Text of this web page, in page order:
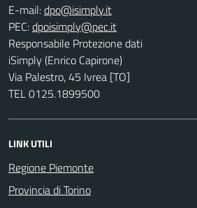
E-mail:
PEC:
Responsabile Protezione dati
iSimply (Enrico Capirone)
Via Palestro, 45 Ivrea [TO]
TEL 0125.1899500
LINK UTILI
Regione Piemonte
Provincia di Torino